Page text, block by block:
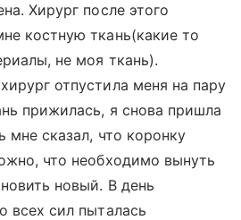
Хирург после этого
костную ткань(какие то
не моя ткань).
отпустила меня на пару
прижилась, я снова пришла
мне сказал, что коронку
что необходимо вынуть
новый. В день
всех сил пыталась